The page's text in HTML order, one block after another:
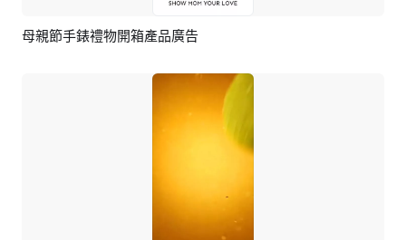
預覽
母親節手錶禮物開箱產品廣告